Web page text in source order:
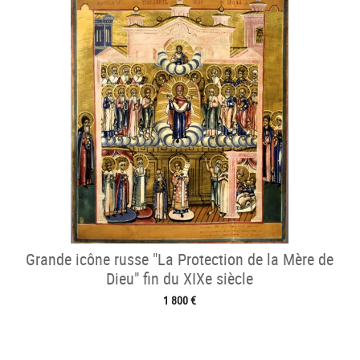
Grande icône russe "La Protection de la Mère de
Dieu" fin du XIXe siècle
1 800 €